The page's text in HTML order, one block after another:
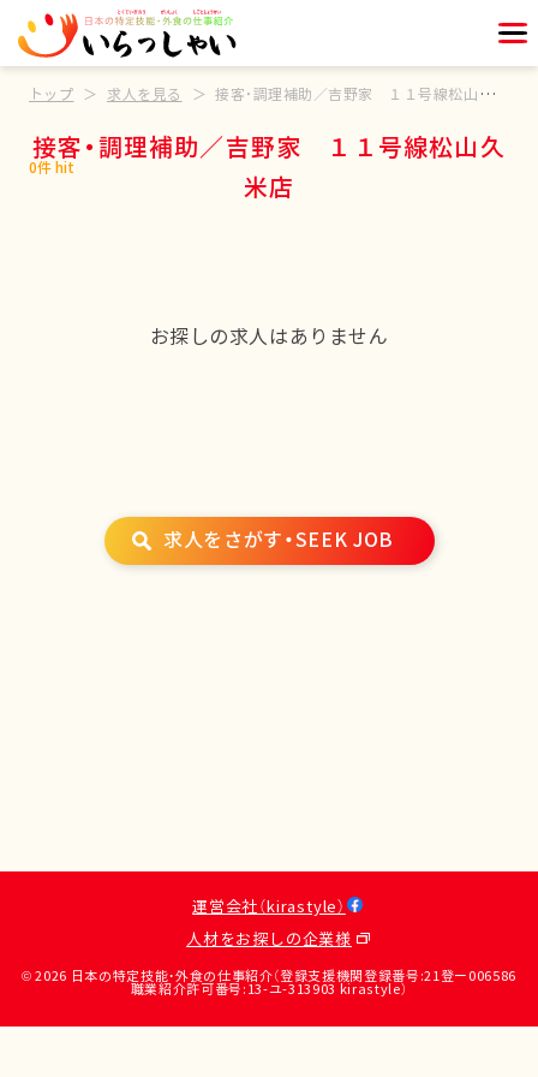
トップ 求人を見る 接客・調理補助／吉野家 １１号線松山久米店
接客・調理補助／吉野家 １１号線松山久
米店
0件 hit
お探しの求人はありません
求人をさがす・SEEK JOB
運営会社（kirastyle）
人材をお探しの企業様
© 2026 日本の特定技能・外食の仕事紹介（登録支援機関登録番号:21登ー006586
職業紹介許可番号:13-ユ-313903 kirastyle）